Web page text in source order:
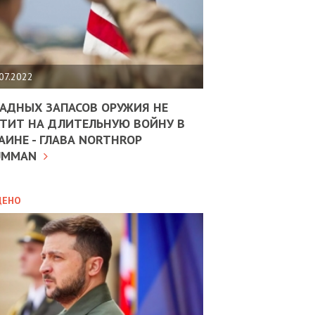
ЗАПАСОВ ОРУЖИЯ НЕ
НА ДЛИТЕЛЬНУЮ ВОЙНУ В
- ГЛАВА NORTHROP
10.02.2025